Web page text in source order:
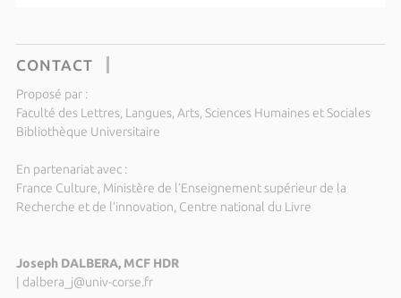
CONTACT
Proposé par :
Faculté des Lettres, Langues, Arts, Sciences Humaines et Sociales
Bibliothèque Universitaire
En partenariat avec :
France Culture, Ministère de l’Enseignement supérieur de la
Recherche et de l’innovation, Centre national du Livre
Joseph DALBERA, MCF HDR
dalbera_j@univ-corse.fr